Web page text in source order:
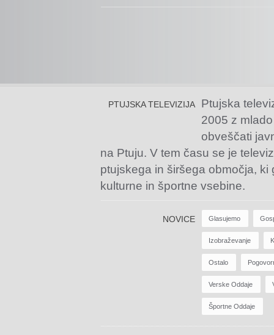
PTUJSKA TELEVIZIJA
Ptujska
2005 z
obveščati
na Ptuju. V tem času se je
ptujskega in širšega območja,
kulturne in športne vsebine.
NOVICE Glasujemo
Izobraževanje
Ostalo
Verske Oddaje
Športne Oddaje